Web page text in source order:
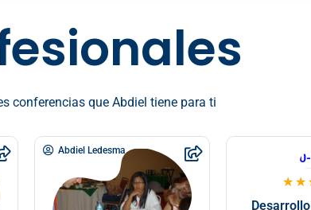
conferencias que Abdiel tiene para ti
Abdiel Ledesma
★ ★